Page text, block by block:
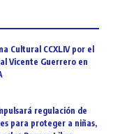
Cultural CCXLIV por el
Vicente Guerrero en
regulación de
para proteger a niñas,